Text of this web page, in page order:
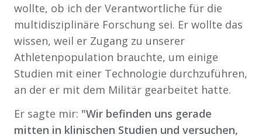
wollte, ob ich der Verantwortliche für die
multidisziplinäre Forschung sei. Er wollte das
wissen, weil er Zugang zu unserer
Athletenpopulation brauchte, um einige
Studien mit einer Technologie durchzuführen,
an der er mit dem Militär gearbeitet hatte.
Er sagte mir: "Wir befinden uns gerade
mitten in klinischen Studien und versuchen,